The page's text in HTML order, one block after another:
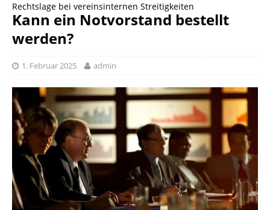
Rechtslage bei vereinsinternen Streitigkeiten
Kann ein Notvorstand bestellt
werden?
1. Februar 2025 admin